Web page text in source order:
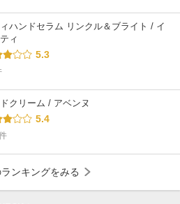
ハンドセラム リンクル＆ブライト / イ
ィ
5.3
クリーム / アベンヌ
5.4
ンキングをみる